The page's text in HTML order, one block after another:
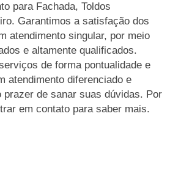
para Fachada, Toldos
Garantimos a satisfação dos
atendimento singular, por meio
e altamente qualificados.
de forma pontualidade e
atendimento diferenciado e
prazer de sanar suas dúvidas. Por
em contato para saber mais.